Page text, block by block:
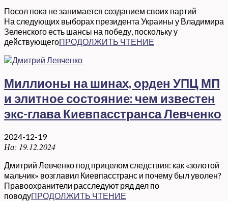
Посол пока не занимается созданием своих партий
На следующих выборах президента Украины у Владимира
Зеленского есть шансы на победу, поскольку у
действующегоПРОДОЛЖИТЬ ЧТЕНИЕ
Миллионы на шинах, орден УПЦ МП
и элитное состояние: чем известен
экс-глава Киевпасстранса Левченко
2024-12-19
На: 19.12.2024
Дмитрий Левченко под прицелом следствия: как «золотой
мальчик» возглавил Киевпасстранс и почему был уволен?
Правоохранители расследуют ряд дел по
поводуПРОДОЛЖИТЬ ЧТЕНИЕ